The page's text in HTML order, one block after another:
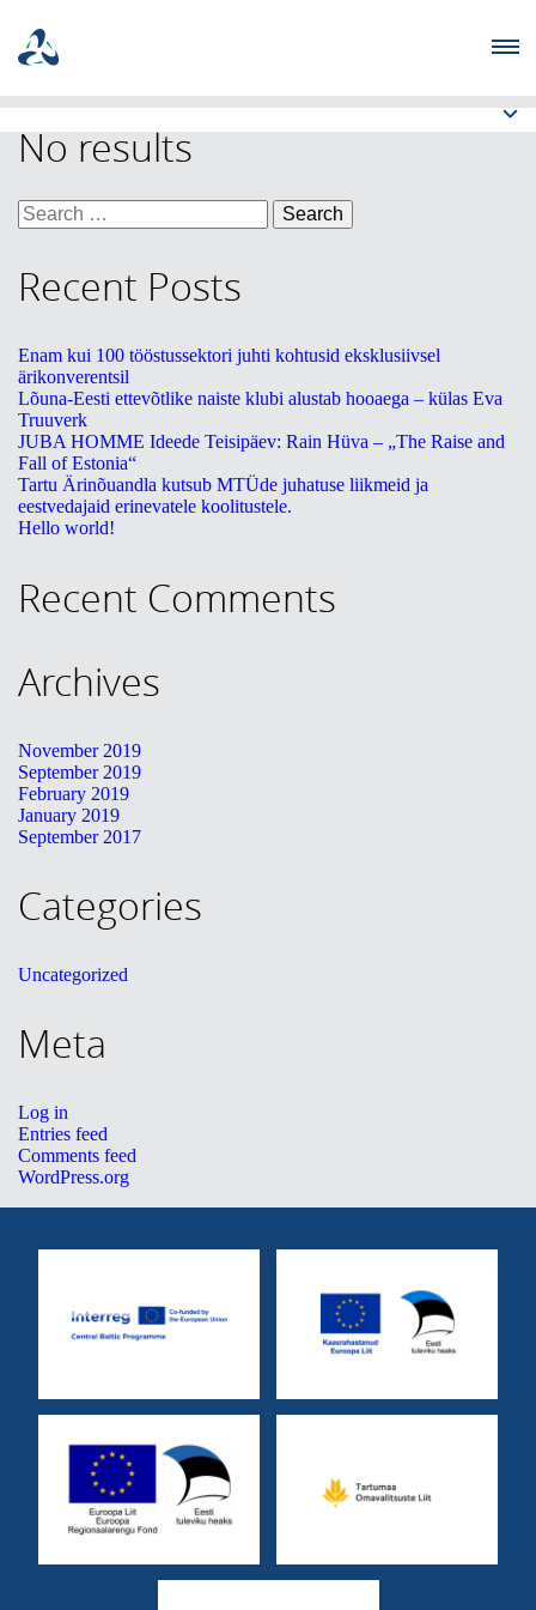
ETTEVÕTJA
TUTVUSTUS
UUDISED
KOOLITUSED
No results
Search
for:
Recent Posts
Enam kui 100 tööstussektori juhti kohtusid eksklusiivsel
ärikonverentsil
Lõuna-Eesti ettevõtlike naiste klubi alustab hooaega – külas Eva
Truuverk
JUBA HOMME Ideede Teisipäev: Rain Hüva – „The Raise and
Fall of Estonia“
Tartu Ärinõuandla kutsub MTÜde juhatuse liikmeid ja
eestvedajaid erinevatele koolitustele.
Hello world!
Recent Comments
Archives
November 2019
September 2019
February 2019
January 2019
September 2017
Categories
Uncategorized
Meta
Log in
Entries feed
Comments feed
WordPress.org